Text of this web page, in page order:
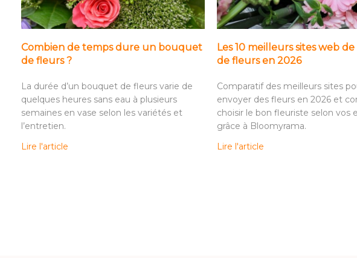
Combien de temps dure un bouquet
de fleurs ?
La durée d’un bouquet de fleurs varie de
quelques heures sans eau à plusieurs
semaines en vase selon les variétés et
l’entretien.
Lire l'article
Les 10 meilleurs sites web de
de fleurs en 2026
Comparatif des meilleurs sites
envoyer des fleurs en 2026 et
choisir le bon fleuriste selon vos
grâce à Bloomyrama.
Lire l'article